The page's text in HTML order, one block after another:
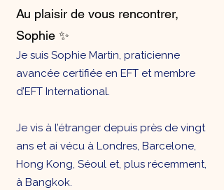
Au plaisir de vous rencontrer,
Sophie ✨
Je suis Sophie Martin, praticienne
avancée certifiée en EFT et membre
d’EFT International.
Je vis à l’étranger depuis près de vingt
ans et ai vécu à Londres, Barcelone,
Hong Kong, Séoul et, plus récemment,
à Bangkok.